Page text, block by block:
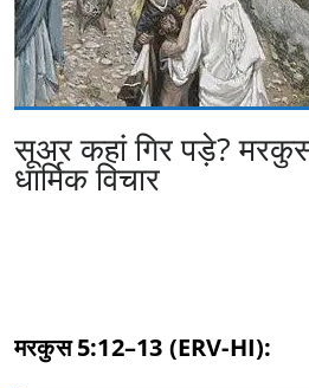
सूअर कहां गिर पड़े?
धार्मिक विचार
मरकुस 5:12–13 (ERV-HI):